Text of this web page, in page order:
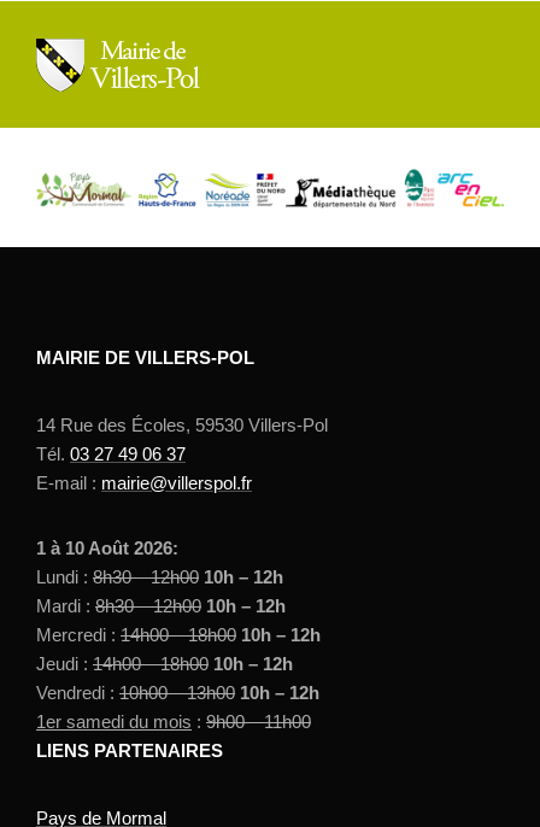
MAIRIE DE VILLERS-POL
14 Rue des Écoles, 59530 Villers-Pol
Tél. 03 27 49 06 37
E-mail : mairie@villerspol.fr
1 à 10 Août 2026:
Lundi : 8h30 – 12h00 10h – 12h
Mardi : 8h30 – 12h00 10h – 12h
Mercredi : 14h00 – 18h00 10h – 12h
Jeudi : 14h00 – 18h00 10h – 12h
Vendredi : 10h00 – 13h00 10h – 12h
1er samedi du mois : 9h00 – 11h00
LIENS PARTENAIRES
Pays de Mormal